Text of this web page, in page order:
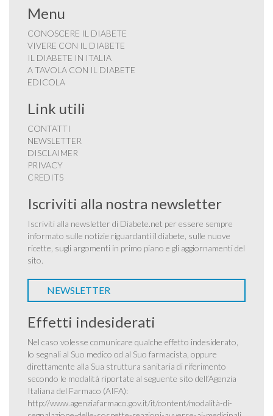
Menu
CONOSCERE IL DIABETE
VIVERE CON IL DIABETE
IL DIABETE IN ITALIA
A TAVOLA CON IL DIABETE
EDICOLA
Link utili
CONTATTI
NEWSLETTER
DISCLAIMER
PRIVACY
CREDITS
Iscriviti alla nostra newsletter
Iscriviti alla newsletter di Diabete.net per essere sempre
informato sulle notizie riguardanti il diabete, sulle nuove
ricette, sugli argomenti in primo piano e gli aggiornamenti del
sito.
NEWSLETTER
Effetti indesiderati
Nel caso volesse comunicare qualche effetto indesiderato,
lo segnali al Suo medico od al Suo farmacista, oppure
direttamente alla Sua struttura sanitaria di riferimento
secondo le modalità riportate al seguente sito dell’Agenzia
Italiana del Farmaco (AIFA):
http://www.agenziafarmaco.gov.it/it/content/modalità-di-